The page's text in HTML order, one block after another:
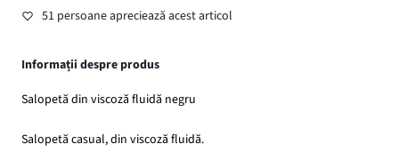
51 persoane apreciează acest articol
Informații despre produs
Salopetă din viscoză fluidă negru
Salopetă casual, din viscoză fluidă.